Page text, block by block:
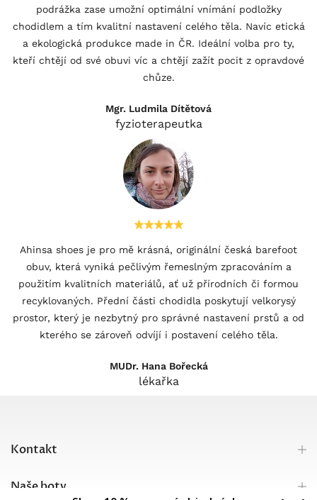
podrážka zase umožní optimální vnímání podložky
chodidlem a tím kvalitní nastavení celého těla. Navíc etická
a ekologická produkce made in ČR. Ideální volba pro ty,
kteří chtějí od své obuvi víc a chtějí zažít pocit z opravdové
chůze.
Mgr. Ludmila Dítětová
fyzioterapeutka
Ahinsa shoes je pro mě krásná, originální česká barefoot
obuv, která vyniká pečlivým řemeslným zpracováním a
použitím kvalitních materiálů, ať už přírodních či formou
recyklovaných. Přední části chodidla poskytují velkorysý
prostor, který je nezbytný pro správné nastavení prstů a od
kterého se zároveň odvíjí i postavení celého těla.
MUDr. Hana Bořecká
lékařka
Kontakt
Naše boty